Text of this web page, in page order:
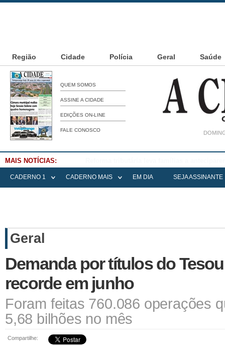
Região Cidade Polícia Geral Saúde
QUEM SOMOS
ASSINE A CIDADE
EDIÇÕES ON-LINE
FALE CONOSCO
MAIS NOTÍCIAS:
CADERNO 1 CADERNO MAIS EM DIA SEJA ASSINANTE
Geral
Demanda por títulos do
recorde em junho
Foram feitas 760.086 operações
5,68 bilhões no mês
Compartilhe: